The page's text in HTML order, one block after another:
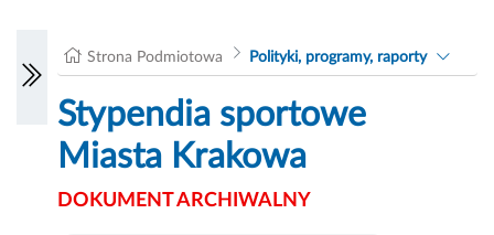
Strona Podmiotowa Polityki, programy, raporty
Stypendia sportowe
Miasta Krakowa
DOKUMENT ARCHIWALNY